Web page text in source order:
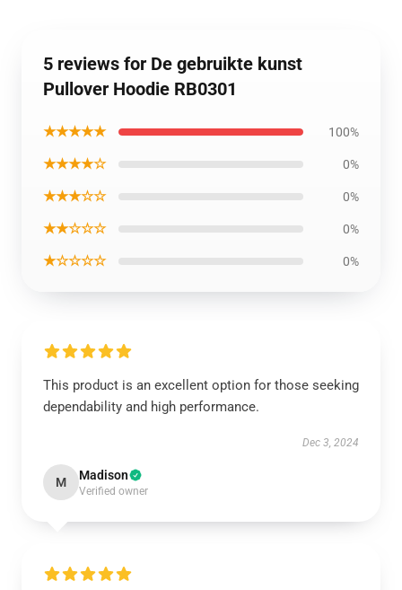
5 reviews for De gebruikte kunst
Pullover Hoodie RB0301
★★★★★ 100%
★★★★☆ 0%
★★★☆☆ 0%
★★☆☆☆ 0%
★☆☆☆☆ 0%
This product is an excellent option for those seeking
dependability and high performance.
Dec 3, 2024
M Madison
Verified owner